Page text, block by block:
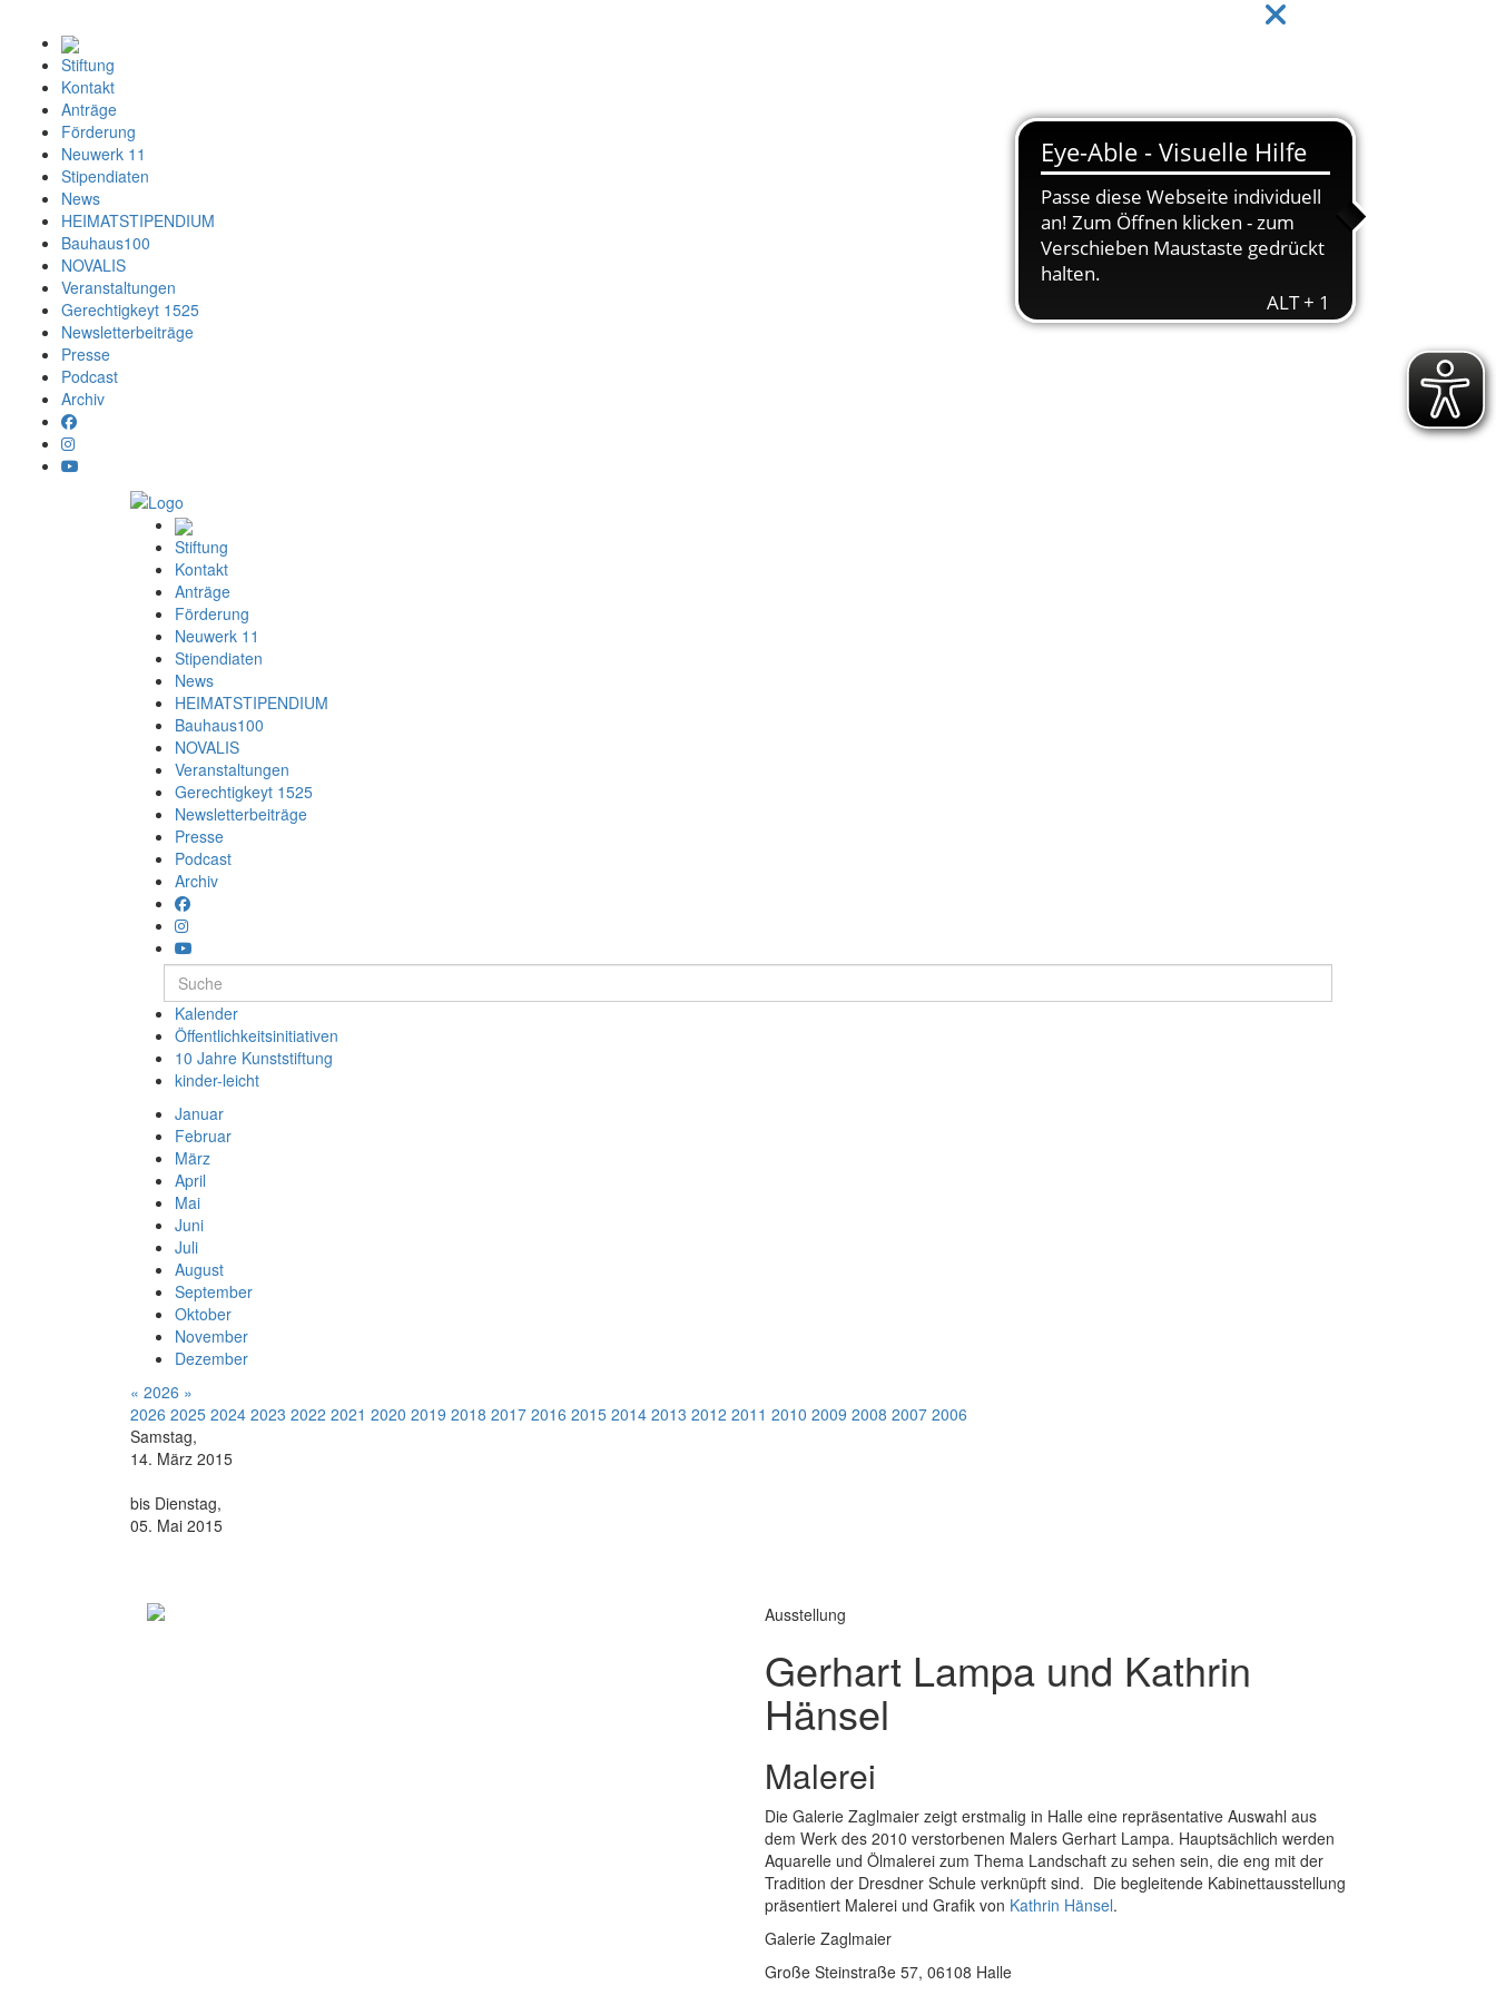
Stiftung
Kontakt
Anträge
Förderung
Neuwerk 11
Stipendiaten
News
HEIMATSTIPENDIUM
Bauhaus100
NOVALIS
Veranstaltungen
Gerechtigkeyt 1525
Newsletterbeiträge
Presse
Podcast
Archiv
Stiftung
Kontakt
Anträge
Förderung
Neuwerk 11
Stipendiaten
News
HEIMATSTIPENDIUM
Bauhaus100
NOVALIS
Veranstaltungen
Gerechtigkeyt 1525
Newsletterbeiträge
Presse
Podcast
Archiv
Kalender
Öffentlichkeitsinitiativen
10 Jahre Kunststiftung
kinder-leicht
Januar
Februar
März
April
Mai
Juni
Juli
August
September
Oktober
November
Dezember
« 2026 »
2026 2025 2024 2023 2022 2021 2020 2019 2018 2017 2016 2015 2014 2013 2012 2011 2010 2009 2008 2007 2006
Samstag,
14. März 2015
bis Dienstag,
05. Mai 2015
Ausstellung
Gerhart Lampa und Kathrin
Hänsel
Malerei
Die Galerie Zaglmaier zeigt erstmalig in Halle eine repräsentative Auswahl aus
dem Werk des 2010 verstorbenen Malers Gerhart Lampa. Hauptsächlich werden
Aquarelle und Ölmalerei zum Thema Landschaft zu sehen sein, die eng mit der
Tradition der Dresdner Schule verknüpft sind. Die begleitende Kabinettausstellung
präsentiert Malerei und Grafik von Kathrin Hänsel.
Galerie Zaglmaier
Große Steinstraße 57, 06108 Halle